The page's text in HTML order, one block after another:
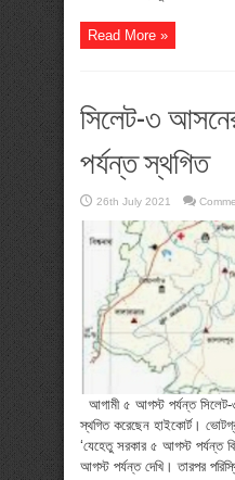
Read More »
সিলেট-৩
পর্যন্ত স্থগিত
26th July 2021
আগামী ৫ আগস্ট পর্যন্ত সিলেট-
স্থগিত করেছেন হাইকোর্ট।
‘যেহেতু সরকার ৫ আগস্ট পর্যন্ত
আগস্ট পর্যন্ত দেখি। তারপর